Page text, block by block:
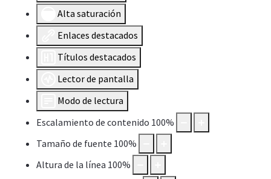
Alta saturación
Enlaces destacados
Títulos destacados
Lector de pantalla
Modo de lectura
Escalamiento de contenido 100%
Tamaño de fuente 100%
Altura de la línea 100%